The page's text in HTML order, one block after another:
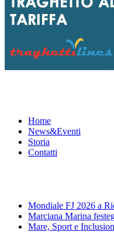
Home
News&Eventi
Storia
Contatti
Mondiale FJ 2026 a
Marciana Marina
Mare, Sport e